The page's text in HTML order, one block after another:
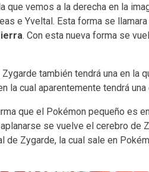
que vemos a la derecha en la
e Yveltal. Esta forma se llamara
. Con esta nueva forma se
también tendrá una en la
la cual aparentemente tendrá
que el Pokémon pequeño es
se vuelve el cerebro de
de Zygarde, la cual sale en